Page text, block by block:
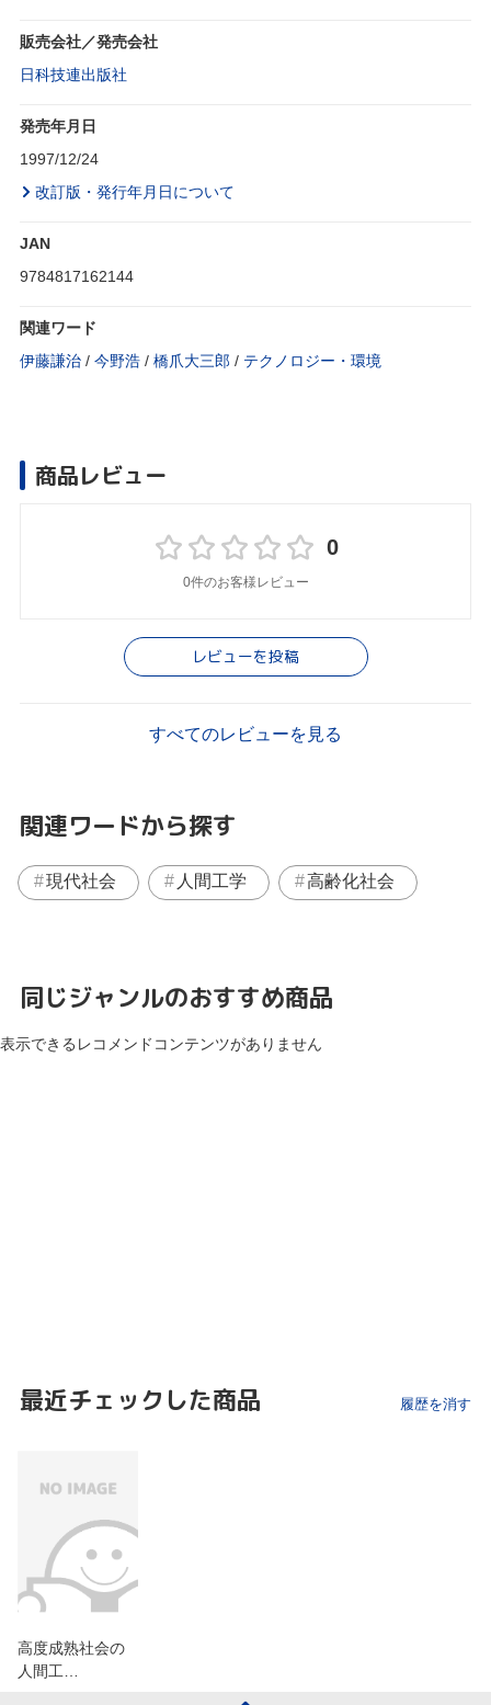
販売会社／発売会社
日科技連出版社
発売年月日
1997/12/24
改訂版・発行年月日について
JAN
9784817162144
関連ワード
伊藤謙治 / 今野浩 / 橋爪大三郎 / テクノロジー・環境
商品レビュー
0
0件のお客様レビュー
レビューを投稿
すべてのレビューを見る
関連ワードから探す
現代社会 人間工学 高齢化社会
同じジャンルのおすすめ商品
表示できるレコメンドコンテンツがありません
最近チェックした商品 履歴を消す
高度成熟社会の
人間工…